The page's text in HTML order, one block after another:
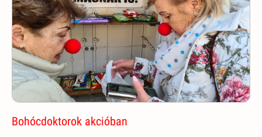
Bohócdoktorok akcióban